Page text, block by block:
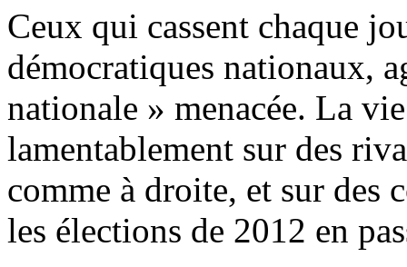
Ceux qui cassent chaque
démocratiques nationaux,
nationale » menacée. La
lamentablement sur des
comme à droite, et sur des
les élections de 2012 en